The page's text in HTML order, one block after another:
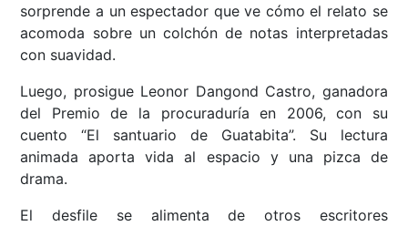
sorprende a un espectador que ve cómo el relato se
acomoda sobre un colchón de notas interpretadas
con suavidad.
Luego, prosigue Leonor Dangond Castro, ganadora
del Premio de la procuraduría en 2006, con su
cuento “El santuario de Guatabita”. Su lectura
animada aporta vida al espacio y una pizca de
drama.
El desfile se alimenta de otros escritores